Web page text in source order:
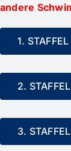
andere
1.
2.
3.